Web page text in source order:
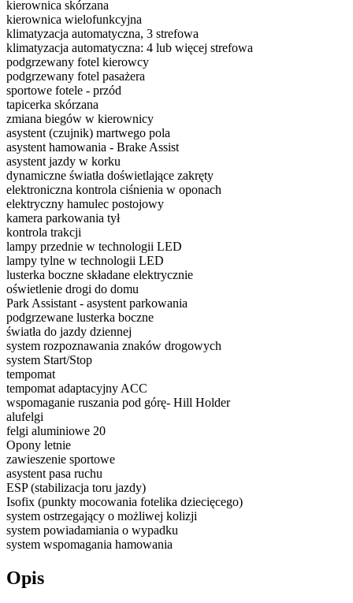
kierownica skórzana
kierownica wielofunkcyjna
klimatyzacja automatyczna, 3 strefowa
klimatyzacja automatyczna: 4 lub więcej strefowa
podgrzewany fotel kierowcy
podgrzewany fotel pasażera
sportowe fotele - przód
tapicerka skórzana
zmiana biegów w kierownicy
asystent (czujnik) martwego pola
asystent hamowania - Brake Assist
asystent jazdy w korku
dynamiczne światła doświetlające zakręty
elektroniczna kontrola ciśnienia w oponach
elektryczny hamulec postojowy
kamera parkowania tył
kontrola trakcji
lampy przednie w technologii LED
lampy tylne w technologii LED
lusterka boczne składane elektrycznie
oświetlenie drogi do domu
Park Assistant - asystent parkowania
podgrzewane lusterka boczne
światła do jazdy dziennej
system rozpoznawania znaków drogowych
system Start/Stop
tempomat
tempomat adaptacyjny ACC
wspomaganie ruszania pod górę- Hill Holder
alufelgi
felgi aluminiowe 20
Opony letnie
zawieszenie sportowe
asystent pasa ruchu
ESP (stabilizacja toru jazdy)
Isofix (punkty mocowania fotelika dziecięcego)
system ostrzegający o możliwej kolizji
system powiadamiania o wypadku
system wspomagania hamowania
Opis